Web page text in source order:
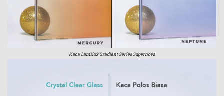
Kaca Lamilux Gradient Series Supernova